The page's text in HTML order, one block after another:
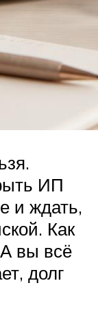
ИП
и ждать,
Как
вы всё
долг